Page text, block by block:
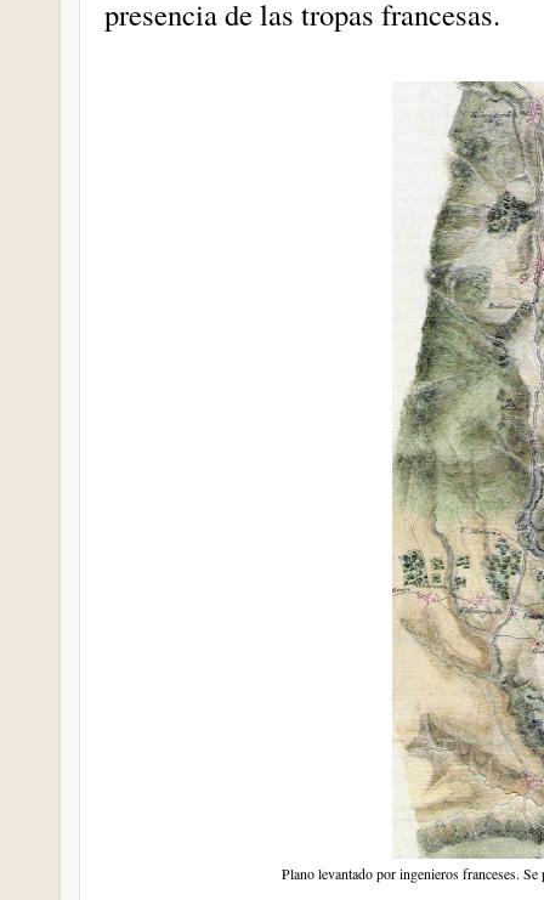
presencia de las tropas francesas.
Plano levantado por ingenieros franceses.